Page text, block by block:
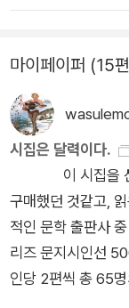
마이페이퍼 (15
시집은 달력이다.
이 시집을 산 건
구매했던 것같고,
적인 문학 출판사
리즈 문지시인선
인당 2편씩 총 65